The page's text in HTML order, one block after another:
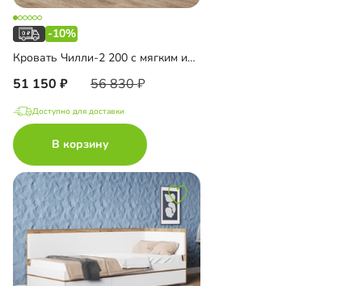
-10%
Кровать Чилли-2 200 с мягким изголовьем
51 150 56 830
Доступно для доставки
В корзину